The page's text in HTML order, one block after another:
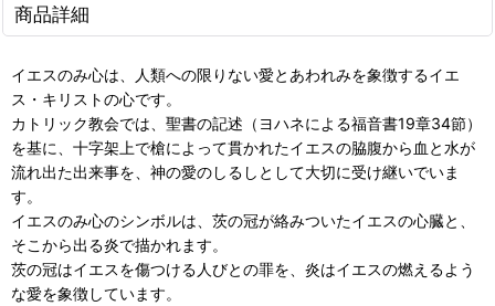
商品詳細
イエスのみ心は、人類への限りない愛とあわれみを象徴するイエ
ス・キリストの心です。
カトリック教会では、聖書の記述（ヨハネによる福音書19章34節）
を基に、十字架上で槍によって貫かれたイエスの脇腹から血と水が
流れ出た出来事を、神の愛のしるしとして大切に受け継いでいま
す。
イエスのみ心のシンボルは、茨の冠が絡みついたイエスの心臓と、
そこから出る炎で描かれます。
茨の冠はイエスを傷つける人びとの罪を、炎はイエスの燃えるよう
な愛を象徴しています。